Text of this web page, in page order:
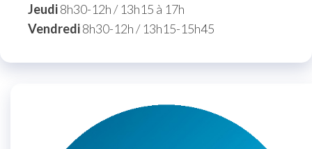
Jeudi8h30-12h / 13h15 à 17h
Vendredi8h30-12h / 13h15-15h45